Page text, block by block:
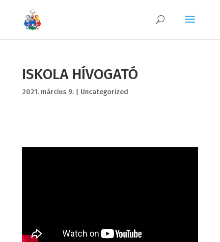
ISKOLA HÍVOGATÓ
2021. március 9.| Uncategorized